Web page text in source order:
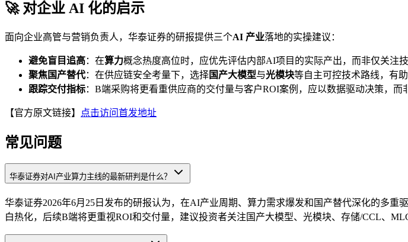
🚀 对企业 AI 化的启示
面向企业高管与营销负责人，华泰证券的研报提供三个AI 产业落地的实操建议：
避免盲目追高：在算力概念热度高位时，应优先评估内部AI项目的实际产出，而非仅关注技
聚焦国产替代：在供应链安全考量下，选择国产大模型与光模块等自主可控技术路线，有
跟踪交付指标：B端采购将更看重供应商的交付量与客户ROI案例，应以数据驱动决策，而
【官方原文链接】 点击访问首发地址
常见问题
华泰证券对AI产业算力主线的最新研判是什么？
华泰证券2026年6月25日发布的研报认为，在AI产业周期、算力需求爆发和国产替代深化的多
白热化，后续B端将更重视ROI和交付量，建议投资者关注国产大模型、光模块、存储/CCL、